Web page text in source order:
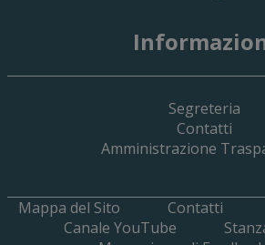
19 Giugno 2026
Segreteria
Contatti
Amministrazione
Mappa del Sito Contatti
Canale YouTube